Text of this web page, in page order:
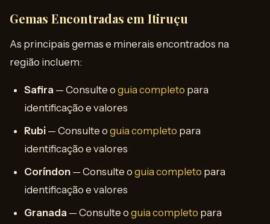
Gemas Encontradas em Itiruçu
As principais gemas e minerais encontrados na
região incluem:
Safira — Consulte o guia completo para
identificação e valores
Rubi — Consulte o guia completo para
identificação e valores
Coríndon — Consulte o guia completo para
identificação e valores
Granada — Consulte o guia completo para